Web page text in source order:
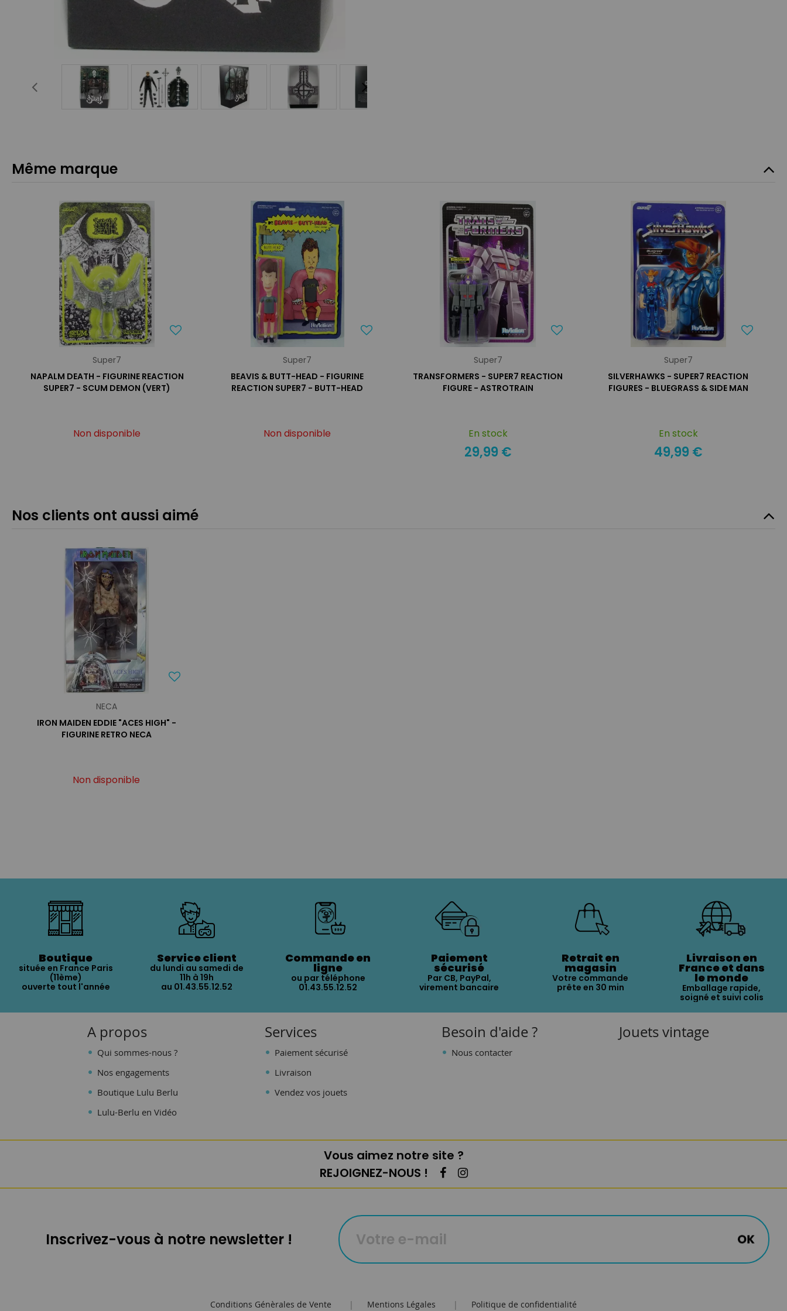
Même marque
Super7
NAPALM DEATH - FIGURINE REACTION
SUPER7 - SCUM DEMON (VERT)
Non disponible
Super7
BEAVIS & BUTT-HEAD - FIGURINE
REACTION SUPER7 - BUTT-HEAD
Non disponible
Super7
TRANSFORMERS - SUPER7 REACTION
FIGURE - ASTROTRAIN
En stock
29,99 €
Super7
SILVERHAWKS - SUPER7 REACTION
FIGURES - BLUEGRASS & SIDE MAN
En stock
49,99 €
Nos clients ont aussi aimé
NECA
IRON MAIDEN EDDIE "ACES HIGH" -
FIGURINE RETRO NECA
Non disponible
Boutique
située en France Paris
(11ème)
ouverte tout l'année
Service client
du lundi au samedi de
11h à 19h
au 01.43.55.12.52
Commande en
ligne
ou par téléphone
01.43.55.12.52
Paiement
sécurisé
Par CB, PayPal,
virement bancaire
Retrait en
magasin
Votre commande
prête en 30 min
Livraison en
France et dans
le monde
Emballage rapide,
soigné et suivi colis
A propos
Qui sommes-nous ?
Nos engagements
Boutique Lulu Berlu
Lulu-Berlu en Vidéo
Services
Paiement sécurisé
Livraison
Vendez vos jouets
Besoin d'aide ?
Nous contacter
Jouets vintage
Vous aimez notre site ?
REJOIGNEZ-NOUS !
Inscrivez-vous à notre newsletter !
Conditions Génèrales de Vente | Mentions Légales | Politique de confidentialité